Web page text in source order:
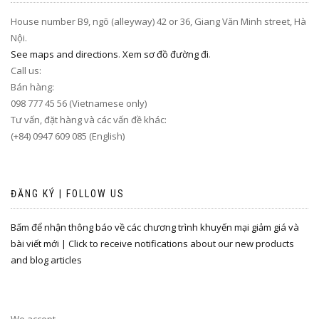
House number B9, ngõ (alleyway) 42 or 36, Giang Văn Minh street, Hà
Nội.
See maps and directions. Xem sơ đồ đường đi.
Call us:
Bán hàng:
098 777 45 56 (Vietnamese only)
Tư vấn, đặt hàng và các vấn đề khác:
(+84) 0947 609 085 (English)
ĐĂNG KÝ | FOLLOW US
Bấm để nhận thông báo về các chương trình khuyến mại giảm giá và
bài viết mới | Click to receive notifications about our new products
and blog articles